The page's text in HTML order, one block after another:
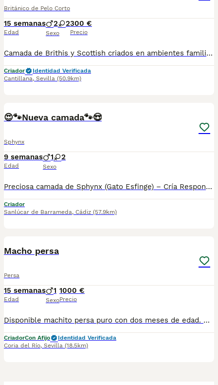
Británico de Pelo Corto
15 semanas
Edad
2 2
Sexo
300 €
Precio
Camada de Brithis y Scottish criados en ambientes familiar, padre libres de enfermedades, se hacen envío a toda España contra reembolso, más información llamar o Whassap al 687705959 precio de los negros 300e
Criador
Identidad Verificada
Cantillana, Sevilla (50.9km)
😍🐾Nueva camada🐾😍
Sphynx
9 semanas
Edad
1 2
Sexo
Preciosa camada de Sphynx (Gato Esfinge) – Cría Responsable y Familiar Disponibles excelentes cachorros de raza Sphynx. Criados en un ambiente estrictamente familiar, con un cuidado minucioso de su salud y una socialización temprana para garantizar un carácter extraordinario: son gatos sumamente cariñosos, apegados, sociables y juguetones. Buscamos hogares responsables y familias comprometidas que conozcan las necesidades específicas de higiene y cuidado que requiere esta maravillosa raza. Precio y reservas: por favor, contacta con nosotros indicando brevemente el tipo de hogar que le ofrecerías al cachorro. Te informaremos detalladamente de las condiciones y precios sin ningún tipo de compromiso.
Criador
Sanlúcar de Barrameda, Cádiz (57.9km)
Macho persa
Persa
15 semanas
Edad
1
Sexo
1000 €
Precio
Disponible machito persa puro con dos meses de edad. Criadora autorizada y registrada en la asociación internacional CFA. Se entrega castrado, con sus vacunas al día y con chip.
CriadorCon Afijo
Identidad Verificada
Coria del Río, Sevilla (18.5km)